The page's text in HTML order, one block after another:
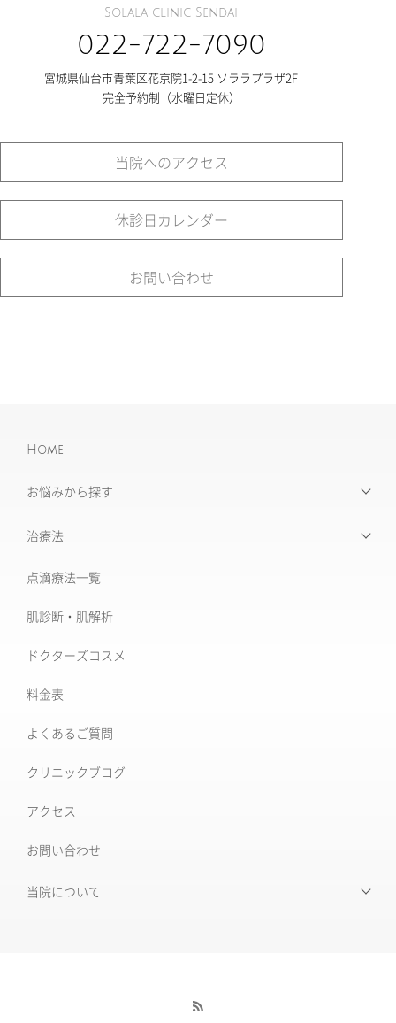
Solala clinic Sendai
022-722-7090
宮城県仙台市青葉区花京院1-2-15 ソララプラザ2F
完全予約制（水曜日定休）
当院へのアクセス
休診日カレンダー
お問い合わせ
Home
お悩みから探す
【お悩みから探す】INDEX
たるみ治療
美肌治療・肌育
シミ取り治療
ニキビ治療専門外来
ニキビ跡治療
治療法
治療機器・設備一覧
フォトナ6D/4D
ソフウェーブ
XERF (ザーフ)
ワンダーフェイスプロ
ルビーフラクショナル
肝斑改善集中プラン
HARG＋療法
点滴療法一覧
肌診断・肌解析
ドクターズコスメ
料金表
よくあるご質問
クリニックブログ
アクセス
お問い合わせ
当院について